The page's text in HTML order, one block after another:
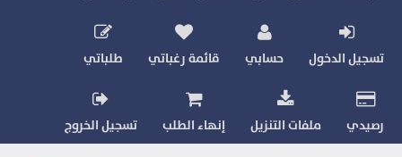
تسجيل الدخول حسابي قائمة رغباتي طلباتي
رصيدي ملفات التنزيل إنهاء الطلب تسجيل الخروج